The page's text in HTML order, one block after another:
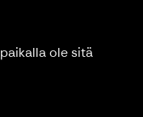
ole sitä